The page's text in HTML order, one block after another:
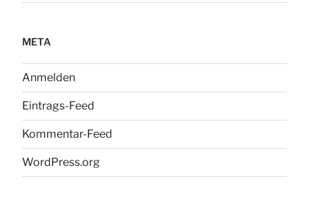
META
Anmelden
Eintrags-Feed
Kommentar-Feed
WordPress.org